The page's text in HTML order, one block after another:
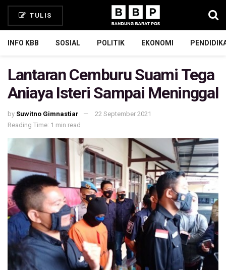
TULIS
INFO KBB SOSIAL POLITIK EKONOMI
Lantaran Cemburu Suami Tega
Aniaya Isteri Sampai Meninggal
by Suwitno Gimnastiar
22 September 2021
Reading Time: 1 min read